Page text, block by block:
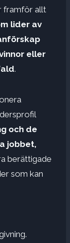
framför allt
lider av
eller
.
och de
jobbet,
berättigade
som kan